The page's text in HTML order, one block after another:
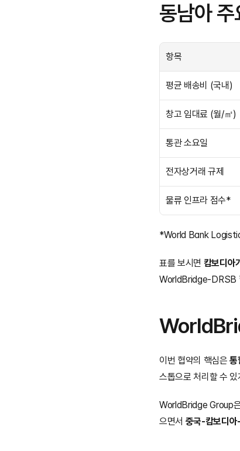
동남아
항목
평균 배송비 (국내)
창고 임대료 (월/㎡)
통관 소요일
전자상거래 규제
물류 인프라 점수*
*World Bank
표를 보시면 캄보디아
WorldBridge-DRSB
이번 협약의 핵심은 통
스톱으로 처리할 수
WorldBridge Group
으면서 중국-캄보디아